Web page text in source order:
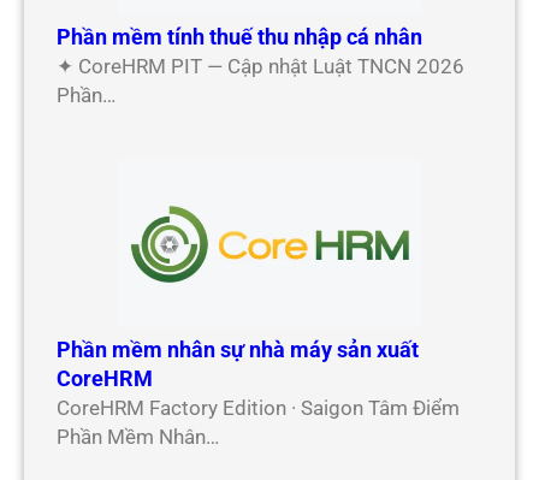
Phần mềm tính thuế thu nhập cá nhân
✦ CoreHRM PIT — Cập nhật Luật TNCN 2026
Phần…
Phần mềm nhân sự nhà máy sản xuất
CoreHRM
CoreHRM Factory Edition · Saigon Tâm Điểm
Phần Mềm Nhân…